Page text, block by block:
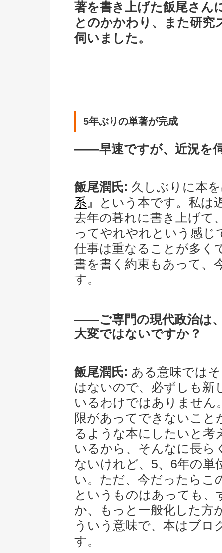
著を書き上げた飯尾さん
とのかかわり、また研
伺いました。
5年ぶりの単著が完成
――早速ですが、近況を
飯尾潤氏: 久しぶりに本
系 』という本です。私は
去年の暮れに書き上げて
ってやれやれという感じ
仕事は重なることが多く
書を書く約束もあって、
す。
――ご専門の現代政治は
大変ではないですか？
飯尾潤氏: ある意味では
はないので、必ずしも新
いるわけではありません
限があってできないこ
るような本にしたいと考
いるから、そんなに長ら
ないけれど、5、6年の単
い。ただ、今だったらこ
というものはあっても
か、もっと一般化した方
ういう意味で、本はブロ
す。